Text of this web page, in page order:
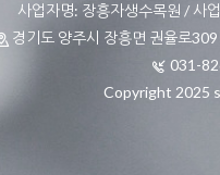
사업자명: 장흥자생수목원 / 사
경기도 양주시 장흥면 권율로
031-
Copyright 2025